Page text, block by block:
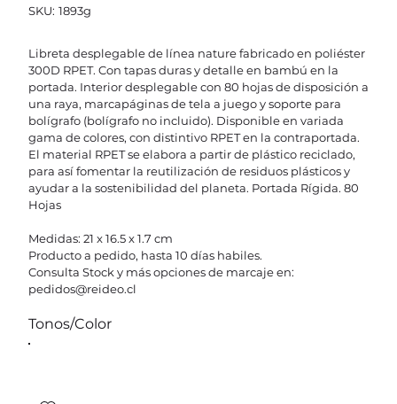
SKU: SKU
1893g
1893g
Libreta desplegable de línea nature fabricado en poliéster
300D RPET. Con tapas duras y detalle en bambú en la
portada. Interior desplegable con 80 hojas de disposición a
una raya, marcapáginas de tela a juego y soporte para
bolígrafo (bolígrafo no incluido). Disponible en variada
gama de colores, con distintivo RPET en la contraportada.
El material RPET se elabora a partir de plástico reciclado,
para así fomentar la reutilización de residuos plásticos y
ayudar a la sostenibilidad del planeta. Portada Rígida. 80
Hojas
Medidas: 21 x 16.5 x 1.7 cm
Producto a pedido, hasta 10 días habiles.
Consulta Stock y más opciones de marcaje en:
pedidos@reideo.cl
Tonos/Color